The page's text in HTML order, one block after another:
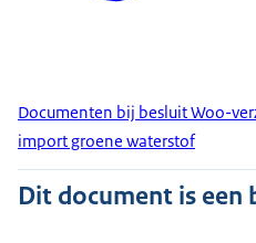
Documenten bij besluit Woo-
import groene waterstof
Dit document is een